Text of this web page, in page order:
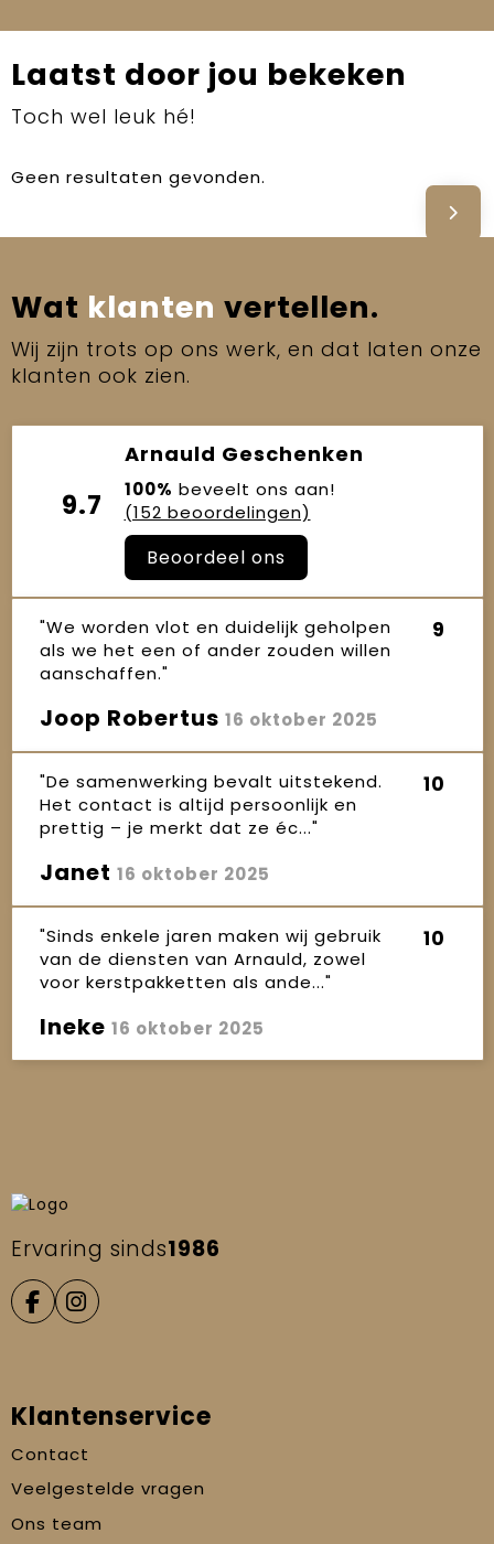
Laatst door jou bekeken
Toch wel leuk hé!
Geen resultaten gevonden.
Wat klanten vertellen.
Wij zijn trots op ons werk, en dat laten onze
klanten ook zien.
9.7
Arnauld Geschenken
100% beveelt ons aan!
(152 beoordelingen)
Beoordeel ons
"We worden vlot en duidelijk geholpen
als we het een of ander zouden willen
aanschaffen."
9
Joop Robertus 16 oktober 2025
"De samenwerking bevalt uitstekend.
Het contact is altijd persoonlijk en
prettig – je merkt dat ze éc..."
10
Janet 16 oktober 2025
"Sinds enkele jaren maken wij gebruik
van de diensten van Arnauld, zowel
voor kerstpakketten als ande..."
10
Ineke 16 oktober 2025
Ervaring sinds1986
Klantenservice
Contact
Veelgestelde vragen
Ons team